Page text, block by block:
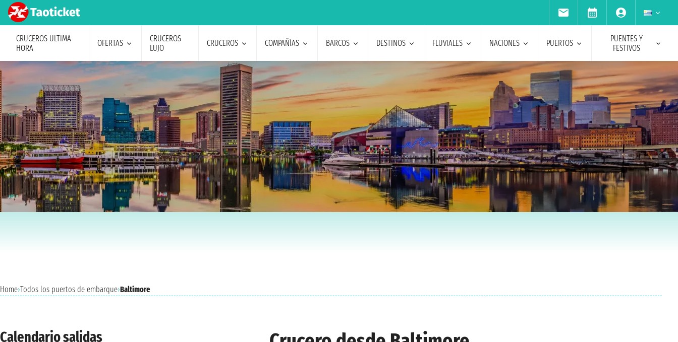
CRUCEROS ULTIMA
HORA
OFERTAS
CRUCEROS
LUJO
CRUCEROS COMPAÑÍAS BARCOS DESTINOS FLUVIALES NACIONES PUERTOS
PUENTES Y
FESTIVOS
Home›Todos los puertos de embarque›Baltimore
Calendario salidas